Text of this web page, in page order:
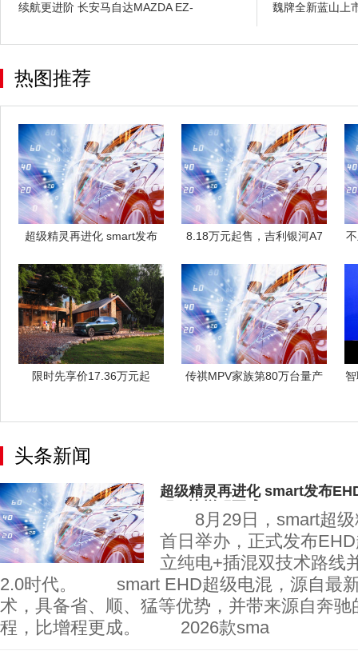
续航更进阶 长安马自达MAZDA EZ- 魏牌全新蓝山上
热图推荐
超级精灵再进化 smart发布
8.18万元起售，吉利银河A7
限时先享价17.36万元起
传祺MPV家族第80万台量产
头条新闻
超级精灵再进化 smart发布
8月29日，smart超级
首日举办，正式发布
立纯电+插混双技术路线
2.0时代。 smart EHD超级电混，源自最新
术，具备省、顺、猛等优势，并带来源自奔
程，比增程更成。 2026款sma